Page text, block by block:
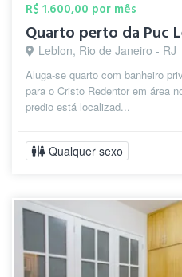
R$ 1.600,00 por mês
Quarto perto da Puc
Leblon, Rio de Janeiro - RJ
Aluga-se quarto com banheiro
para o Cristo Redentor em área
predio está localizad...
Qualquer sexo